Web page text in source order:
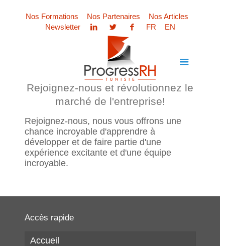
Nos Formations Nos Partenaires
Nos Articles
Newsletter
FR EN
Rejoignez-nous et révolutionnez le
marché de l'entreprise!
Rejoignez-nous, nous vous offrons une
chance incroyable d'apprendre à
développer et de faire partie d'une
expérience excitante et d'une équipe
incroyable.
Accès rapide
Accueil